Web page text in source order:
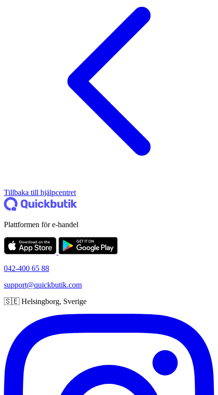
Tillbaka till hjälpcentret
Plattformen för e-handel
042-400 65 88
support@quickbutik.com
🇸🇪 Helsingborg, Sverige